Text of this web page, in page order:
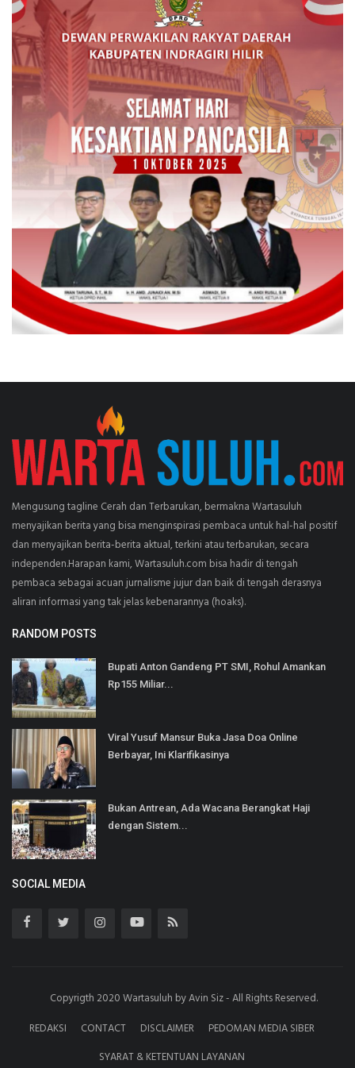
Mengusung tagline Cerah dan Terbarukan, bermakna Wartasuluh
menyajikan berita yang bisa menginspirasi pembaca untuk hal-hal positif
dan menyajikan berita-berita aktual, terkini atau terbarukan, secara
independen.Harapan kami, Wartasuluh.com bisa hadir di tengah
pembaca sebagai acuan jurnalisme jujur dan baik di tengah derasnya
aliran informasi yang tak jelas kebenarannya (hoaks).
RANDOM POSTS
Bupati Anton Gandeng PT SMI, Rohul Amankan
Rp155 Miliar...
Viral Yusuf Mansur Buka Jasa Doa Online
Berbayar, Ini Klarifikasinya
Bukan Antrean, Ada Wacana Berangkat Haji
dengan Sistem...
SOCIAL MEDIA
Copyrigth 2020 Wartasuluh by Avin Siz - All Rights Reserved.
REDAKSI
CONTACT DISCLAIMER
PEDOMAN MEDIA SIBER
SYARAT & KETENTUAN LAYANAN